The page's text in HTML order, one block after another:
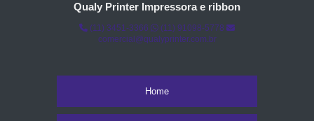
Qualy Printer Impressora e ribbon
(11) 3451-3366
(11) 91098-5778
comercial@qualyprinter.com.br
Home